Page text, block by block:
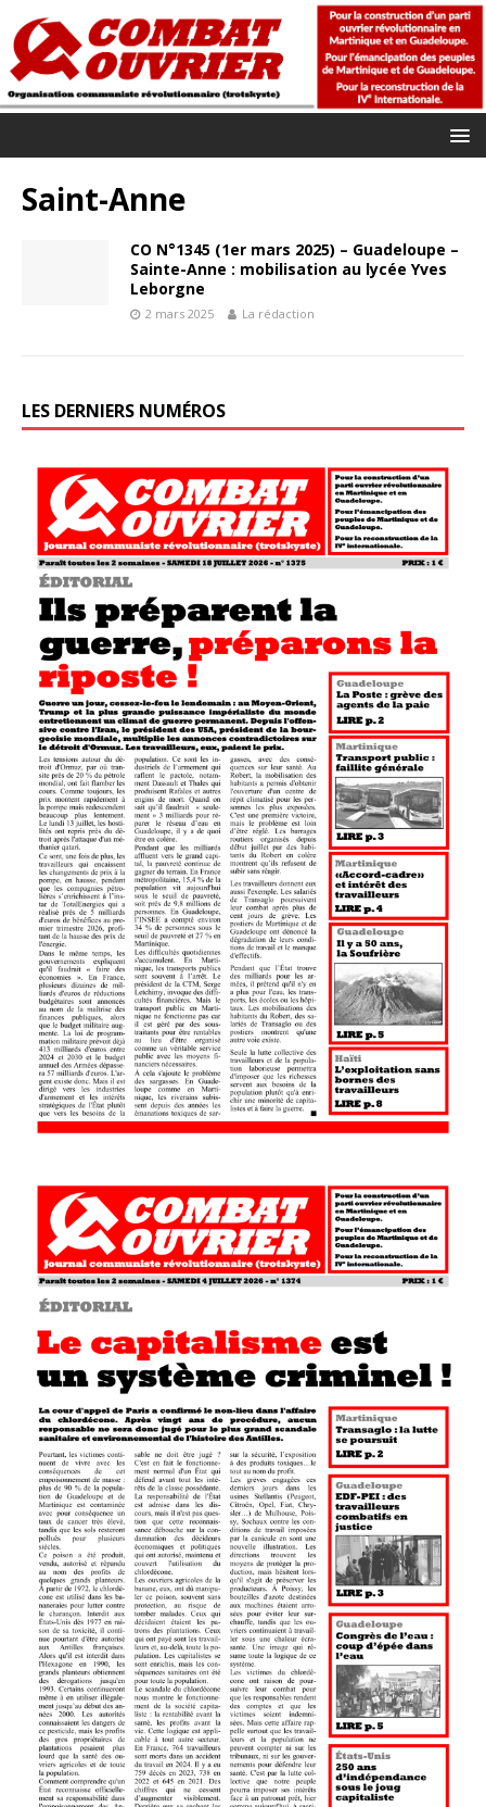
Saint-Anne
CO N°1345 (1er mars 2025) – Guadeloupe –
Sainte-Anne : mobilisation au lycée Yves
Leborgne
2 mars 2025 La rédaction
LES DERNIERS NUMÉROS